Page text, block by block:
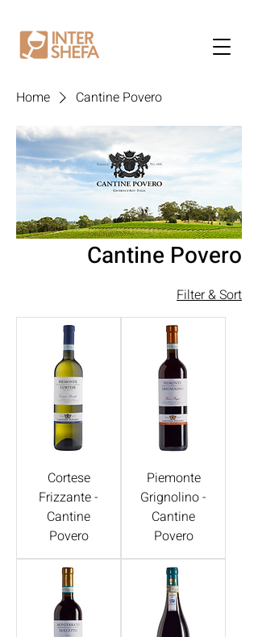
Home Cantine Povero
Cantine Povero
Filter & Sort
Cortese
Frizzante -
Cantine
Povero
Piemonte
Grignolino -
Cantine
Povero